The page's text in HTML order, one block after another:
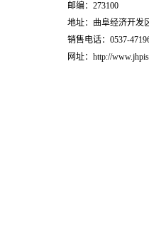
邮编：273100
地址：曲阜经济开发
销售电话：0537-
网址：http://